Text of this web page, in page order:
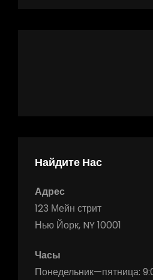
Найдите Нас
Адрес
123 Мейн стрит
Нью Йорк, NY 10001
Часы
Понедельник—пятница: